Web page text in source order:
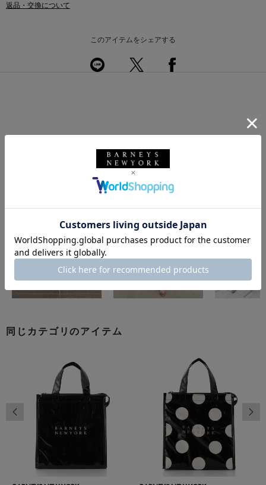
返品・交換について
このアイテムをシェアする
このアイテムを使用したスタイリング
同じカテゴリのアイテム
前の画像